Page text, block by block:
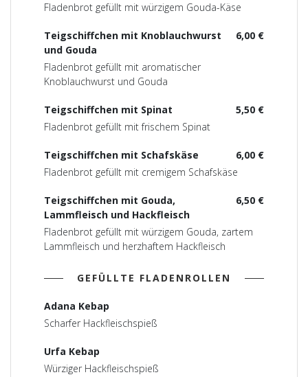
Fladenbrot gefüllt mit würzigem Gouda-Käse
6,00 €
Teigschiffchen mit Knoblauchwurst
und Gouda
Fladenbrot gefüllt mit aromatischer
Knoblauchwurst und Gouda
5,50 €
Teigschiffchen mit Spinat
Fladenbrot gefüllt mit frischem Spinat
6,00 €
Teigschiffchen mit Schafskäse
Fladenbrot gefüllt mit cremigem Schafskäse
6,50 €
Teigschiffchen mit Gouda,
Lammfleisch und Hackfleisch
Fladenbrot gefüllt mit würzigem Gouda, zartem
Lammfleisch und herzhaftem Hackfleisch
GEFÜLLTE FLADENROLLEN
Adana Kebap
Scharfer Hackfleischspieß
Urfa Kebap
Würziger Hackfleischspieß